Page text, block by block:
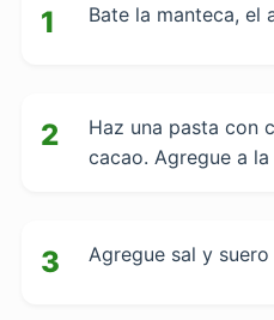
1 Bate la manteca, el
2
Haz una pasta con
cacao. Agregue a
3 Agregue sal y